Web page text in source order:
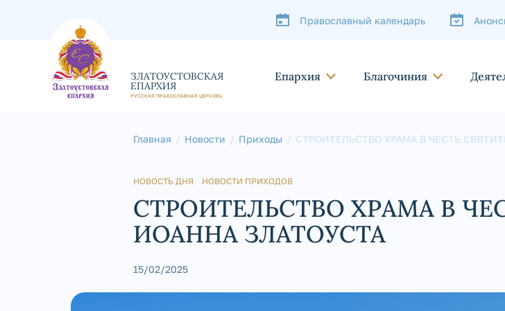
Православный календарь
ЗЛАТОУСТОВСКАЯ
ЕПАРХИЯ
РУССКАЯ ПРАВОСЛАВНАЯ ЦЕРКОВЬ
Епархия Благочиния
Главная Новости Приходы
СТРОИТЕЛЬСТВО ХРАМА В ЧЕСТЬ
НОВОСТЬ ДНЯ НОВОСТИ ПРИХОДОВ
СТРОИТЕЛЬСТВО ХРАМА В
ИОАННА ЗЛАТОУСТА
15/02/2025